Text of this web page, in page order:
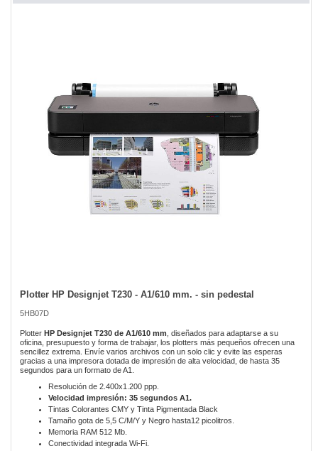
Plotter HP Designjet T230 - A1/610 mm. - sin pedestal
5HB07D
Plotter HP Designjet T230 de A1/610 mm , diseñados para adaptarse a su
oficina, presupuesto y forma de trabajar, los plotters más pequeños ofrecen una
sencillez extrema. Envíe varios archivos con un solo clic y evite las esperas
gracias a una impresora dotada de impresión de alta velocidad, de hasta 35
segundos para un formato de A1.
Resolución de 2.400x1.200 ppp.
Velocidad impresión: 35 segundos A1.
Tintas Colorantes CMY y Tinta Pigmentada Black
Tamaño gota de 5,5 C/M/Y y Negro hasta12 picolitros.
Memoria RAM 512 Mb.
Conectividad integrada Wi-Fi.
Skip
the
beginning
the
images